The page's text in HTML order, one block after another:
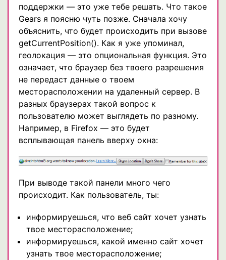
поддержки — это уже тебе решать. Что такое
Gears я поясню чуть позже. Сначала хочу
объяснить, что будет происходить при вызове
getCurrentPosition(). Как я уже упоминал,
геолокация — это опциональная функция. Это
означает, что браузер без твоего разрешения
не передаст данные о твоем
месторасположении на удаленный сервер. В
разных браузерах такой вопрос к
пользователю может выглядеть по разному.
Например, в Firefox — это будет
всплывающая панель вверху окна:
При выводе такой панели много чего
происходит. Как пользователь, ты:
информируешься, что веб сайт хочет узнать
твое месторасположение;
информируешься, какой именно сайт хочет
узнать твое месторасположение;